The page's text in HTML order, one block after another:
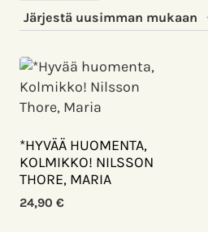
*HYVÄÄ HUOMENTA,
KOLMIKKO! NILSSON
THORE, MARIA
24,90 €